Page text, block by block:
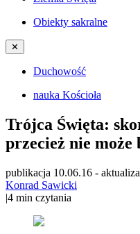
Obiekty sakralne
✕
Duchowość
nauka Kościoła
Trójca Święta:
przecież nie
publikacja 10.06.16 -
Konrad Sawicki
|4 min czytania